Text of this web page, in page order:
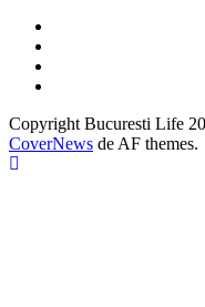
Copyright Bucuresti Life
CoverNews de AF themes.